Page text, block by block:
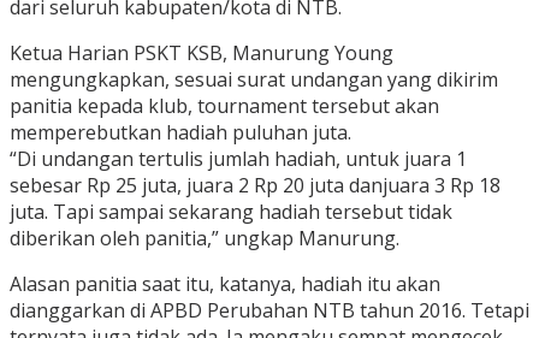
dari seluruh kabupaten/kota di NTB.
Ketua Harian PSKT KSB, Manurung Young
mengungkapkan, sesuai surat undangan yang dikirim
panitia kepada klub, tournament tersebut akan
memperebutkan hadiah puluhan juta.
“Di undangan tertulis jumlah hadiah, untuk juara 1
sebesar Rp 25 juta, juara 2 Rp 20 juta danjuara 3 Rp 18
juta. Tapi sampai sekarang hadiah tersebut tidak
diberikan oleh panitia,” ungkap Manurung.
Alasan panitia saat itu, katanya, hadiah itu akan
dianggarkan di APBD Perubahan NTB tahun 2016. Tetapi